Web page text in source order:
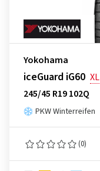
Yokohama
iceGuard iG60 XL
245/45 R19 102Q
PKW Winterreifen
(0)